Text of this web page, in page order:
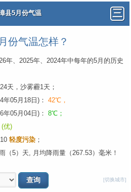
县5月份气温
份气温怎样？
年、2025年、2024年中每年的5月的历史
天，沙雾霾1天；
年05月18日)： 42℃，
年05月04日)： 8℃；
(优)
轻度污染 ；
（5）天, 月均降雨量（267.53）毫米！
[切换城市]